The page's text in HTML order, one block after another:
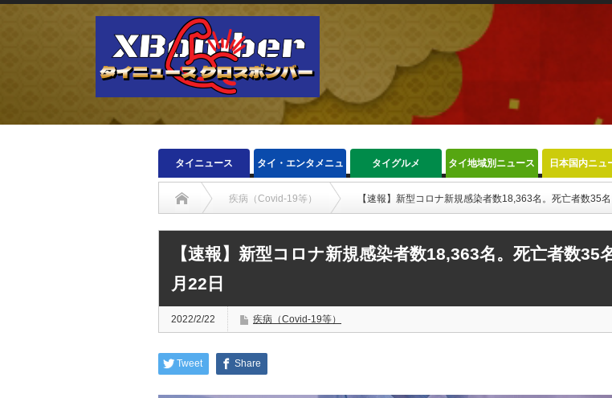
タイニュース タイ・エンタメニュ
ース
タイグルメ タイ地域別ニュース 日本国内ニュ
疾病（Covid-19等） 【速報】新型コロナ新規感染者数18,363名。死亡者数35
【速報】新型コロナ新規感染者数18,363名。死亡者数35
月22日
2022/2/22 疾病（Covid-19等）
Tweet Share